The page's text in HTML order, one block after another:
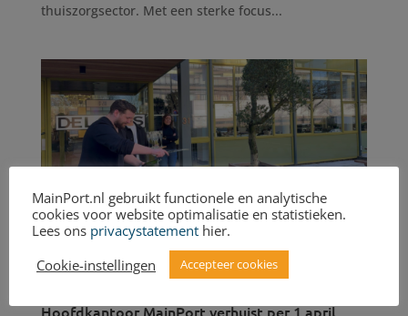
thuiszorgsector. Met een sterke focus...
Hoofdkantoor MainPort verhuist per 1 april
MainPort.nl gebruikt functionele en analytische
cookies voor website optimalisatie en statistieken.
Lees ons privacystatement hier.
Cookie-instellingen
Accepteer cookies